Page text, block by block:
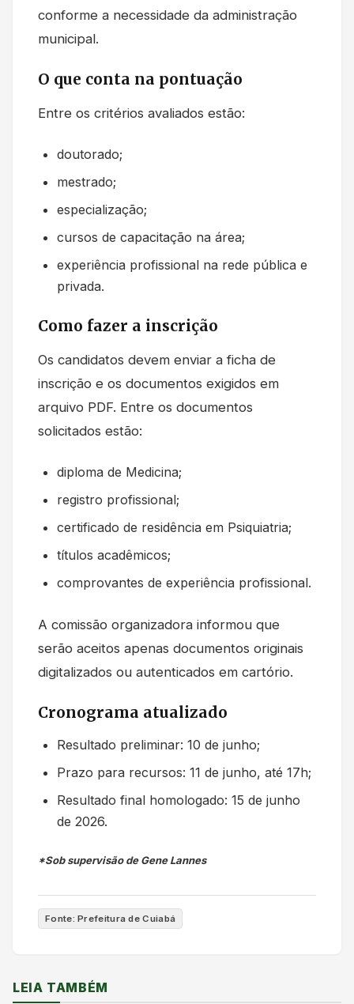
conforme a necessidade da administração
municipal.
O que conta na pontuação
Entre os critérios avaliados estão:
doutorado;
mestrado;
especialização;
cursos de capacitação na área;
experiência profissional na rede pública e
privada.
Como fazer a inscrição
Os candidatos devem enviar a ficha de
inscrição e os documentos exigidos em
arquivo PDF. Entre os documentos
solicitados estão:
diploma de Medicina;
registro profissional;
certificado de residência em Psiquiatria;
títulos acadêmicos;
comprovantes de experiência profissional.
A comissão organizadora informou que
serão aceitos apenas documentos originais
digitalizados ou autenticados em cartório.
Cronograma atualizado
Resultado preliminar: 10 de junho;
Prazo para recursos: 11 de junho, até 17h;
Resultado final homologado: 15 de junho
de 2026.
*Sob supervisão de Gene Lannes
Fonte: Prefeitura de Cuiabá
LEIA TAMBÉM